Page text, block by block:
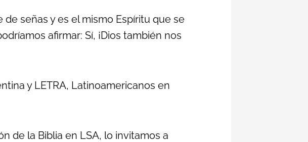
señas y es el mismo Espíritu que se
afirmar: Sí, ¡Dios también nos
y LETRA, Latinoamericanos en
de la Biblia en LSA, lo invitamos a